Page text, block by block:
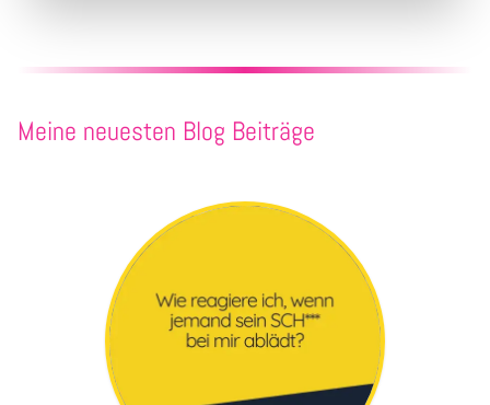
Meine neuesten Blog Beiträge